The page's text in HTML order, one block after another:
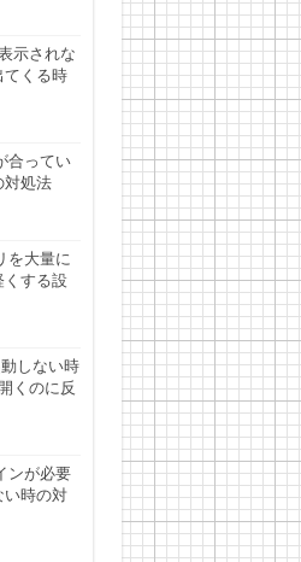
示されな
てくる時
合ってい
対処法
を大量に
くする設
しない時
くのに反
ンが必要
い時の対